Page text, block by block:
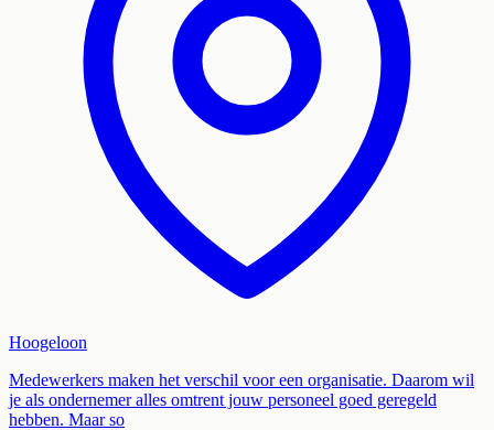
Hoogeloon
Medewerkers maken het verschil voor een organisatie. Daarom wil
je als ondernemer alles omtrent jouw personeel goed geregeld
hebben. Maar so